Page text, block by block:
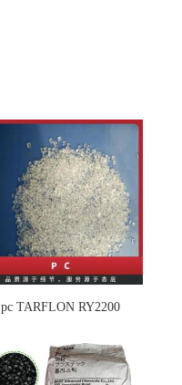
pc TARFLON RY2200